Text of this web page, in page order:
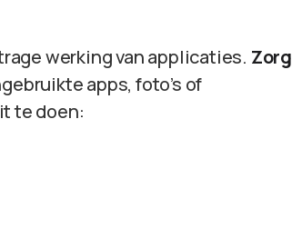
werking van applicaties. Zorg
apps, foto’s of
te doen: